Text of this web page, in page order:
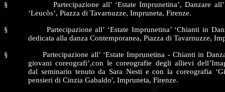
§
Partecipazione all’ ‘Estate Imprunetina’, Danzare
‘Leucòs’, Piazza di Tavarnuzze, Impruneta, Firenze.
§
Partecipazione all’ ‘Estate Imprunetina’ ‘Chianti in
dedicata alla danza Contemporanea, Piazza di Tavarnuzze,
§
Partecipazione all’ ‘Estate Imprunetina - Chianti in
giovani coreografi’,con le coreografie degli allievi
dal seminario tenuto da Sara Nesti e con la coreografia
pensieri di Cinzia Gabaldo', Impruneta, Firenze.